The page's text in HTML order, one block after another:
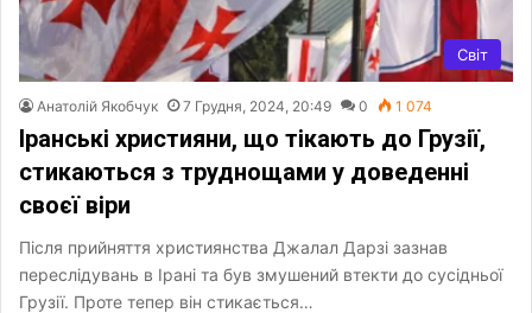
Світ
Анатолій Якобчук 7 Грудня, 2024, 20:49 0 1 074
Іранські християни, що тікають до Грузії,
стикаються з труднощами у доведенні
своєї віри
Після прийняття християнства Джалал Дарзі зазнав
переслідувань в Ірані та був змушений втекти до сусідньої
Грузії. Проте тепер він стикається…